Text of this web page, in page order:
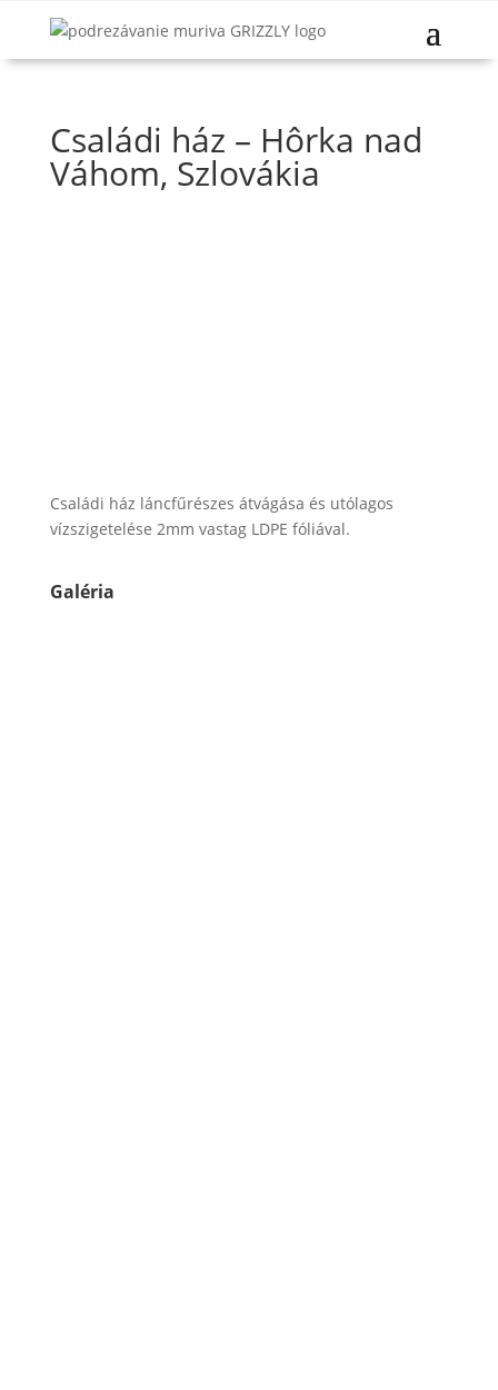
Családi ház – Hôrka nad
Váhom, Szlovákia
Családi ház láncfűrészes átvágása és utólagos
vízszigetelése 2mm vastag LDPE fóliával.
Galéria